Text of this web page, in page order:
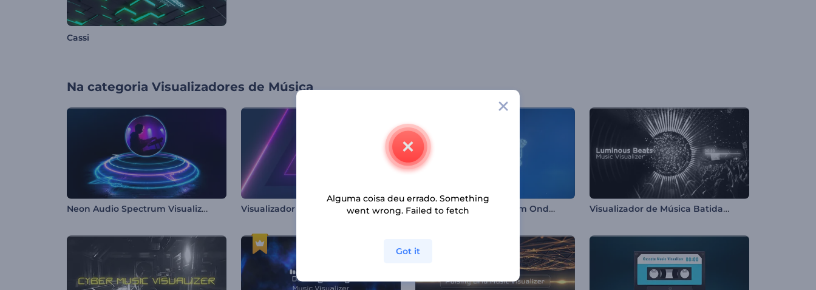
Cassi
Na categoria Visualizadores de Música
Neon Audio Spectrum Visualizer Visualizador de Áudio - Formas Pulsantes em Neon Equalizador Circular com Ondas Sonoras Visualizador de Música Batidas Luminosas
Alguma coisa deu errado. Something
went wrong. Failed to fetch
Got it